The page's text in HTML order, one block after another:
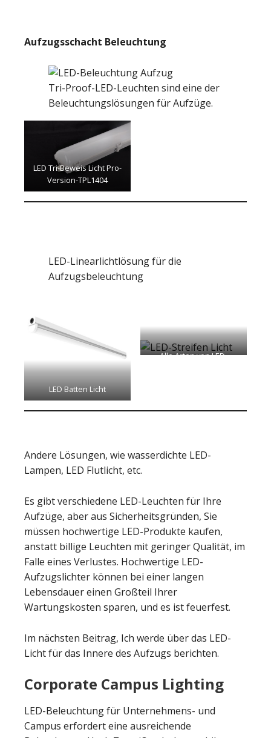
Aufzugsschacht Beleuchtung
Tri-Proof-LED-Leuchten sind eine der
Beleuchtungslösungen für Aufzüge.
LED Tri-Beweis Licht Pro-
Version-TPL1404
LED-Linearlichtlösung für die
Aufzugsbeleuchtung
LED Batten Licht
Alle Arten von LED-
Andere Lösungen, wie wasserdichte LED-
Lampen, LED Flutlicht, etc.
Es gibt verschiedene LED-Leuchten für Ihre
Aufzüge, aber aus Sicherheitsgründen, Sie
müssen hochwertige LED-Produkte kaufen,
anstatt billige Leuchten mit geringer Qualität, im
Falle eines Verlustes. Hochwertige LED-
Aufzugslichter können bei einer langen
Lebensdauer einen Großteil Ihrer
Wartungskosten sparen, und es ist feuerfest.
Im nächsten Beitrag, Ich werde über das LED-
Licht für das Innere des Aufzugs berichten.
Corporate Campus Lighting
LED-Beleuchtung für Unternehmens- und
Campus erfordert eine ausreichende